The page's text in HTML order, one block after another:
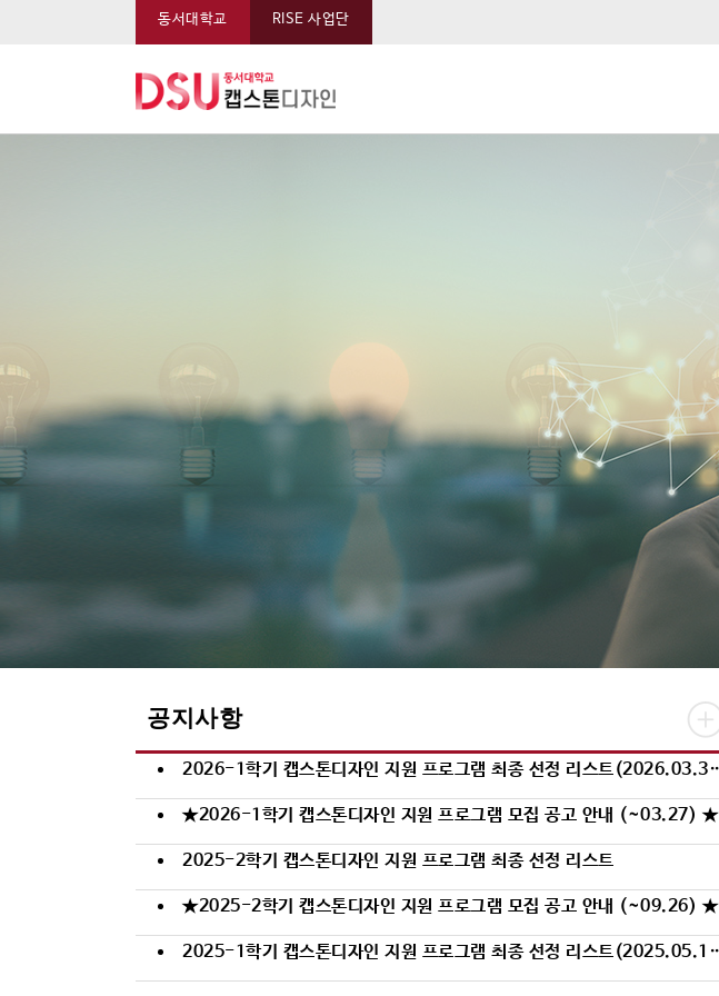
동서대학교 RISE 사업단
공지사항
2026-1학기 캡스톤디자인 지원 프로그램 최종 선정 리스트(2026.03.31.기준)
★2026-1학기 캡스톤디자인 지원 프로그램 모집 공고 안내 (~03.27) ★
2025-2학기 캡스톤디자인 지원 프로그램 최종 선정 리스트
★2025-2학기 캡스톤디자인 지원 프로그램 모집 공고 안내 (~09.26) ★
2025-1학기 캡스톤디자인 지원 프로그램 최종 선정 리스트(2025.05.12.기준)